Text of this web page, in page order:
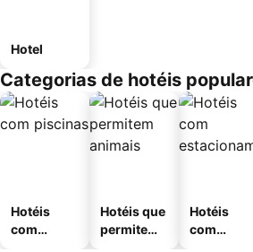
Hotel
Categorias de hotéis
Hotéis
com
Hotéis que
permitem
Hotéis
com